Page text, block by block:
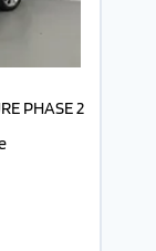
PHASE 2